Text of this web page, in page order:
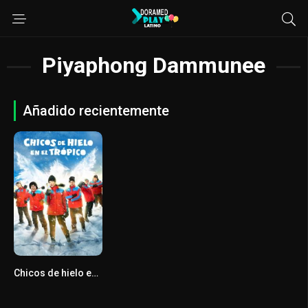
Piyaphong Dammunee
Añadido recientemente
6
Chicos de hielo en el trópico